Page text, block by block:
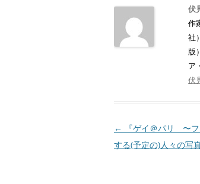
伏
作
社
版
ア
伏
投
稿
←
『ゲイ＠パリ 〜
する(予定の)人々の写